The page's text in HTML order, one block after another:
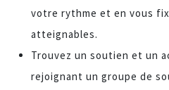
votre rythme et en vous
atteignables.
Trouvez un soutien et un
rejoignant un groupe de